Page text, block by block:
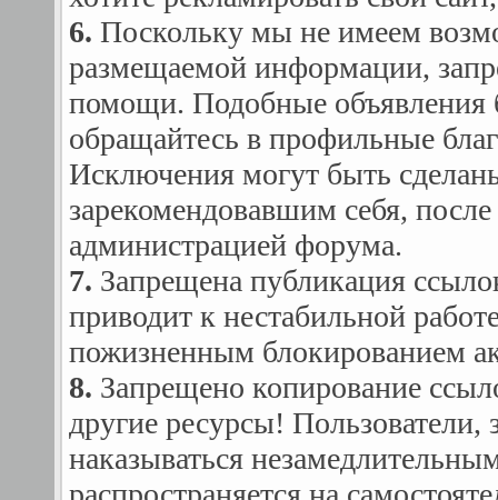
6. Поскольку мы не имеем
размещаемой информации,
помощи. Подобные объявления
обращайтесь в профильные
Исключения могут быть
зарекомендовавшим себя,
администрацией форума.
7. Запрещена публикация
приводит к нестабильной
пожизненным блокированием
8. Запрещено копирование
другие ресурсы! Пользователи,
наказываться